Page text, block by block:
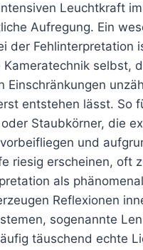
Leuchtkraft
Aufregung. Ein
der Fehlinterpretation
Kameratechnik selbst,
Einschränkungen
entstehen lässt. So
Staubkörner, die
und
riesig erscheinen, oft
als
Reflexionen
sogenannte
täuschend echte